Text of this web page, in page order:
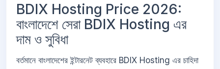
BDIX Hosting Price 2026:
বাংলাদেশে সেরা BDIX Hosting এর
দাম ও সুবিধা
বর্তমানে বাংলাদেশের ইন্টারনেট ব্যবহারে BDIX Hosting এর চাহিদা